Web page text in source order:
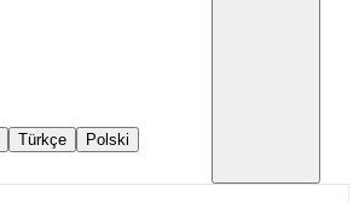
Türkçe
Polski